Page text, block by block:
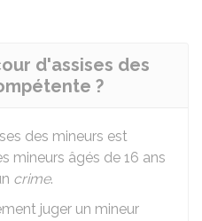
d'assises des
?
des mineurs est
mineurs âgés de 16 ans
crime.
juger un mineur